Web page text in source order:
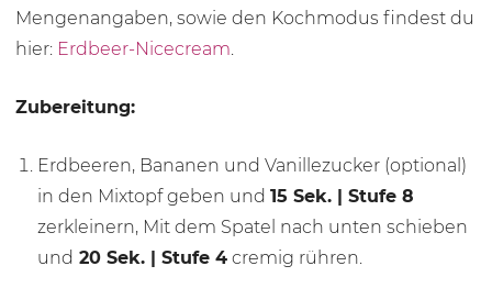
Mengenangaben, sowie den Kochmodus findest du
hier: Erdbeer-Nicecream.
Zubereitung:
Erdbeeren, Bananen und Vanillezucker (optional)
in den Mixtopf geben und 15 Sek. | Stufe 8
zerkleinern, Mit dem Spatel nach unten schieben
und 20 Sek. | Stufe 4 cremig rühren.